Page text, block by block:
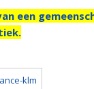
een
klm